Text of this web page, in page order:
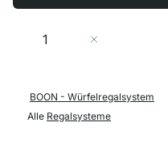
Menge
BOON - Würfelregalsystem
Alle Regalsysteme